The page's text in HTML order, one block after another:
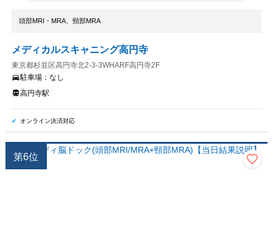
頭部MRI・MRA、頸部MRA
メディカルスキャニング高円寺
東京都杉並区高円寺北2-3-3WHARF高円寺2F
駐車場： なし
高円寺駅
オンライン決済対応
第6位